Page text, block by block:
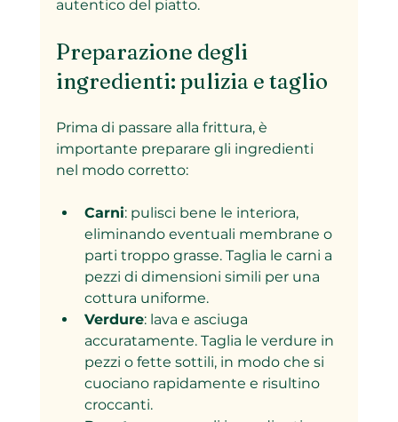
autentico del piatto.
Preparazione degli
ingredienti: pulizia e taglio
Prima di passare alla frittura, è
importante preparare gli ingredienti
nel modo corretto:
Carni: pulisci bene le interiora,
eliminando eventuali membrane o
parti troppo grasse. Taglia le carni a
pezzi di dimensioni simili per una
cottura uniforme.
Verdure: lava e asciuga
accuratamente. Taglia le verdure in
pezzi o fette sottili, in modo che si
cuociano rapidamente e risultino
croccanti.